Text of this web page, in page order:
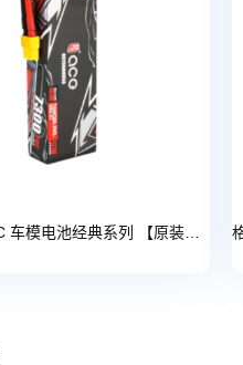
格氏 ace 50C 车模电池经典系列 【原装出厂 动力推荐】